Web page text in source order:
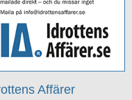
Affärer